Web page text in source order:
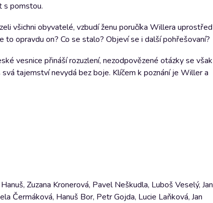
s pomstou.
všichni obyvatelé, vzbudí ženu poručíka Willera uprostřed
opravdu on? Co se stalo? Objeví se i další pohřešovaní?
vesnice přináší rozuzlení, nezodpovězené otázky se však
tajemství nevydá bez boje. Klíčem k poznání je Willer a
Zuzana Kronerová, Pavel Neškudla, Luboš Veselý, Jan
Čermáková, Hanuš Bor, Petr Gojda, Lucie Laňková, Jan